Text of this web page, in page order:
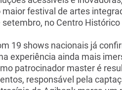
maior festival de artes
setembro, no Centro Histórico
19 shows nacionais já
experiência ainda mais
patrocinador master é
responsável pela